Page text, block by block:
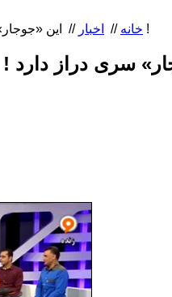
خانه // اخبار // این «جوجار» سری دراز دارد ! . . . یک برنامه‌ی ده ساله برای رفتن به عمیق‌تر و عمیق‌تر !
سری دراز دارد